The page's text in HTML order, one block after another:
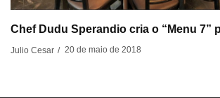
Chef Dudu Sperandio cria o “Menu 7”
Julio Cesar / 20 de maio de 2018